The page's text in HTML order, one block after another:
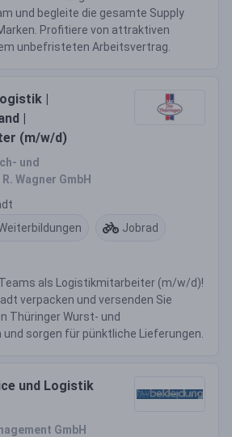
und begleite die gesamte Supply
Profitiere von attraktiven
unbefristeten Arbeitsvertrag.
|
|
(m/w/d)
und
Wagner GmbH
Jobrad
als Logistikmitarbeiter (m/w/d)!
verpacken und versenden Sie
Thüringer Wurst- und
sorgen für pünktliche Lieferungen.
und Logistik
GmbH